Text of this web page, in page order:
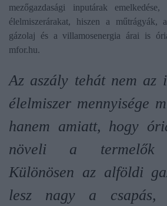
mezőgazdasági inputárak
élelmiszerárakat, hiszen a műtrágyák,
gázolaj és a villamosenergia árai is
mfor.hu.
Az aszály tehát nem az
élelmiszer mennyisége
hanem amiatt, hogy
növeli a termelők
Különösen az alföldi
lesz nagy a csapás,